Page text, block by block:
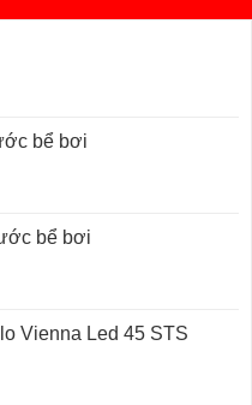
bể bơi
bể bơi
Vienna Led 45 STS